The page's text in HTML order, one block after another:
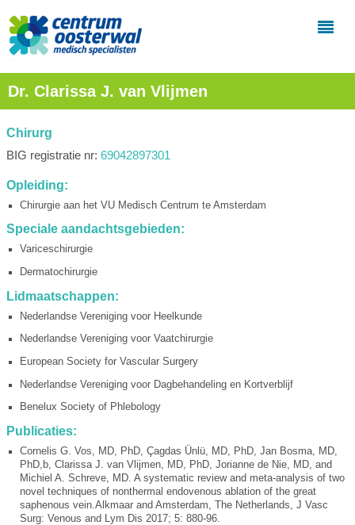
Dr. Clarissa J. van Vlijmen
Chirurg
BIG registratie nr: 69042897301
Opleiding:
Chirurgie aan het VU Medisch Centrum te Amsterdam
Speciale aandachtsgebieden:
Variceschirurgie
Dermatochirurgie
Lidmaatschappen:
Nederlandse Vereniging voor Heelkunde
Nederlandse Vereniging voor Vaatchirurgie
European Society for Vascular Surgery
Nederlandse Vereniging voor Dagbehandeling en Kortverblijf
Benelux Society of Phlebology
Publicaties:
Cornelis G. Vos, MD, PhD, Çagdas Ünlü, MD, PhD, Jan Bosma, MD,
PhD,b, Clarissa J. van Vlijmen, MD, PhD, Jorianne de Nie, MD, and
Michiel A. Schreve, MD. A systematic review and meta-analysis of two
novel techniques of nonthermal endovenous ablation of the great
saphenous vein.Alkmaar and Amsterdam, The Netherlands, J Vasc
Surg: Venous and Lym Dis 2017; 5: 880-96.